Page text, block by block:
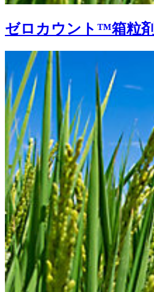
ゼロカウント™箱粒剤